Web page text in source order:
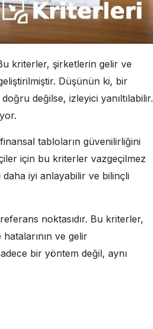
kriterler, şirketlerin gelir ve
Düşünün ki, bir
değilse, izleyici yanıltılabilir.
tabloların güvenilirliğini
için bu kriterler vazgeçilmez
daha iyi anlayabilir ve bilinçli
noktasıdır. Bu kriterler,
ve gelir
bir yöntem değil, aynı